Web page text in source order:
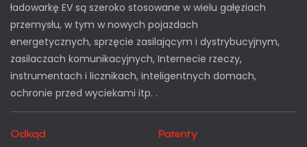
ładowarkę EV są szeroko stosowane w wielu gałęziach
przemysłu, w tym w nowych pojazdach
energetycznych, sprzęcie zasilającym i dystrybucyjnym,
zasilaczach komunikacyjnych, Internecie rzeczy,
instrumentach i licznikach, inteligentnych domach,
ochronie przed wyciekami itp. .
Odkąd Patenty